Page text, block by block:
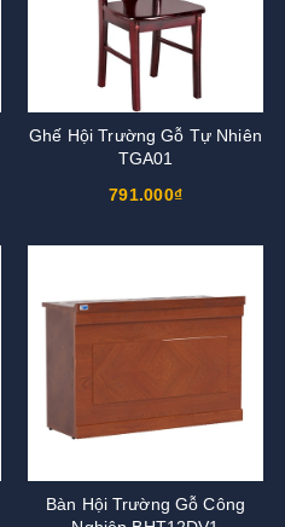
Ghế Hội Trường Gỗ Tự Nhiên
TGA01
791.000₫
Bàn Hội Trường Gỗ Công